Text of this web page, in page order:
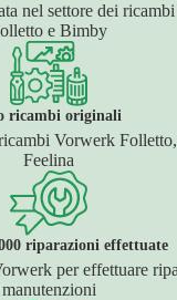
nel settore dei
e Bimby
ricambi originali
Vorwerk
Feelina
riparazioni effettuate
per effettuare
manutenzioni